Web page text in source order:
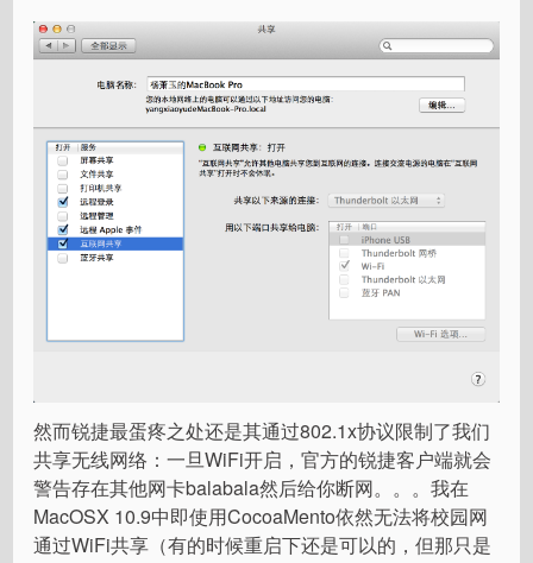
然而锐捷最蛋疼之处还是其通过802.1x协议限制了我们
共享无线网络：一旦WiFi开启，官方的锐捷客户端就会
警告存在其他网卡balabala然后给你断网。。。我在
MacOSX 10.9中即使用CocoaMento依然无法将校园网
通过WiFi共享（有的时候重启下还是可以的，但那只是